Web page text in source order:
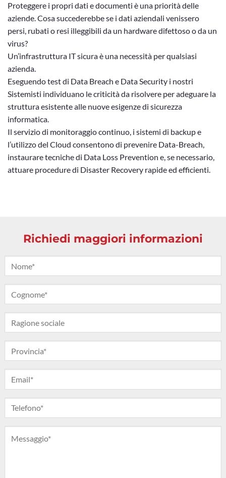
Proteggere i propri dati e documenti è una priorità delle
aziende. Cosa succederebbe se i dati aziendali venissero
persi, rubati o resi illeggibili da un hardware difettoso o da un
virus?
Un’infrastruttura IT sicura è una necessità per qualsiasi
azienda.
Eseguendo test di Data Breach e Data Security i nostri
Sistemisti individuano le criticità da risolvere per adeguare la
struttura esistente alle nuove esigenze di sicurezza
informatica.
Il servizio di monitoraggio continuo, i sistemi di backup e
l’utilizzo del Cloud consentono di prevenire Data-Breach,
instaurare tecniche di Data Loss Prevention e, se necessario,
attuare procedure di Disaster Recovery rapide ed efficienti.
Richiedi maggiori informazioni